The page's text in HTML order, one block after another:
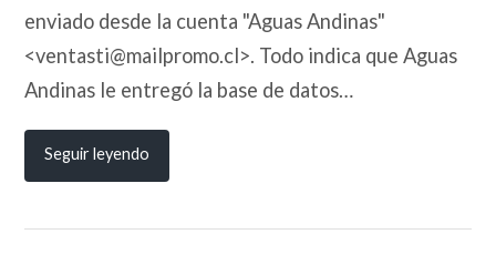
enviado desde la cuenta "Aguas Andinas"
<ventasti@mailpromo.cl>. Todo indica que Aguas
Andinas le entregó la base de datos…
Seguir leyendo